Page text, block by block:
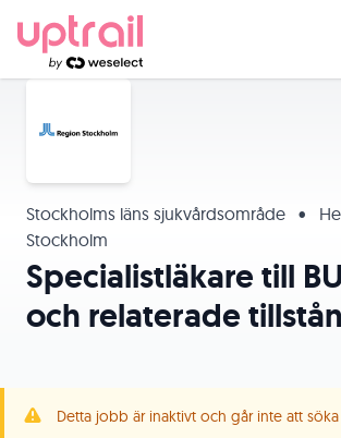
Stockholms läns sjukvårdsområde •
Stockholm
Specialistläkare till
och relaterade
Detta jobb är inaktivt och går inte att